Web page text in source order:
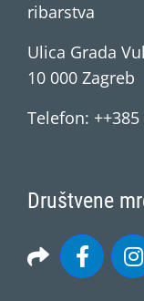
ribarstva
Ulica Grada
10 000 Zagreb
Telefon: ++385
Društvene